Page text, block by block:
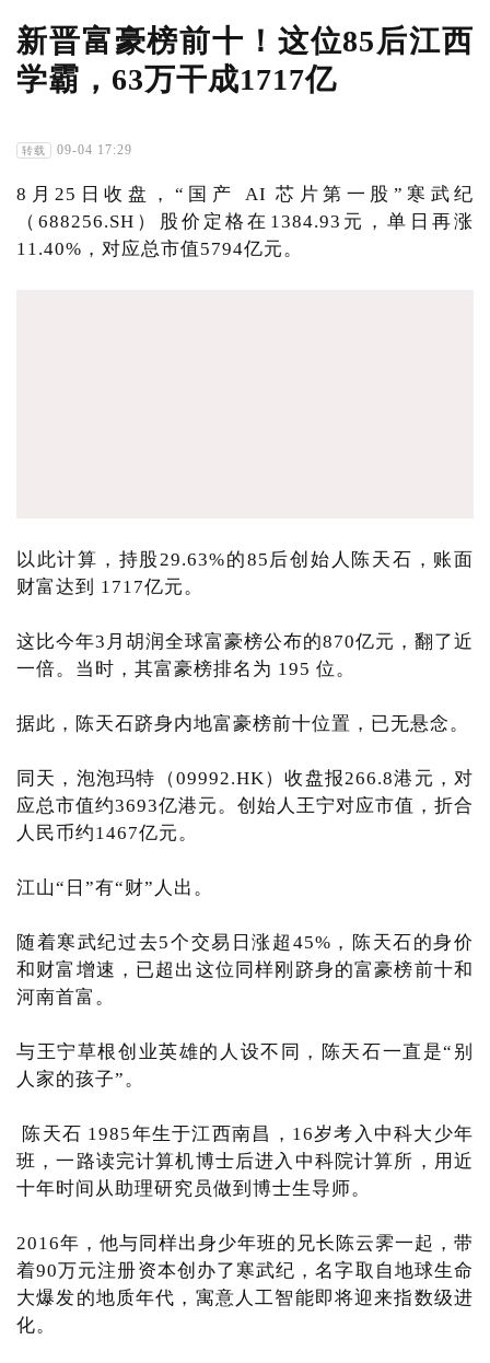
新晋富豪榜前十！这位85后江西
学霸，63万干成1717亿
转载 09-04 17:29
8月25日收盘，“国产 AI 芯片第一股”寒武纪
（688256.SH）股价定格在1384.93元，单日再涨
11.40%，对应总市值5794亿元。
以此计算，持股29.63%的85后创始人陈天石，账面
财富达到 1717亿元。
这比今年3月胡润全球富豪榜公布的870亿元，翻了近
一倍。当时，其富豪榜排名为 195 位。
据此，陈天石跻身内地富豪榜前十位置，已无悬念。
同天，泡泡玛特（09992.HK）收盘报266.8港元，对
应总市值约3693亿港元。创始人王宁对应市值，折合
人民币约1467亿元。
江山“日”有“财”人出。
随着寒武纪过去5个交易日涨超45%，陈天石的身价
和财富增速，已超出这位同样刚跻身的富豪榜前十和
河南首富。
与王宁草根创业英雄的人设不同，陈天石一直是“别
人家的孩子”。
陈天石 1985年生于江西南昌，16岁考入中科大少年
班，一路读完计算机博士后进入中科院计算所，用近
十年时间从助理研究员做到博士生导师。
2016年，他与同样出身少年班的兄长陈云霁一起，带
着90万元注册资本创办了寒武纪，名字取自地球生命
大爆发的地质年代，寓意人工智能即将迎来指数级进
化。